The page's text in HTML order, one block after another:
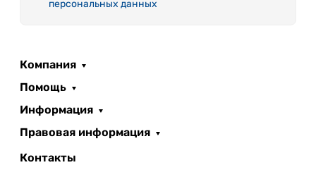
персональных данных
Компания
Помощь
Информация
Правовая информация
Контакты